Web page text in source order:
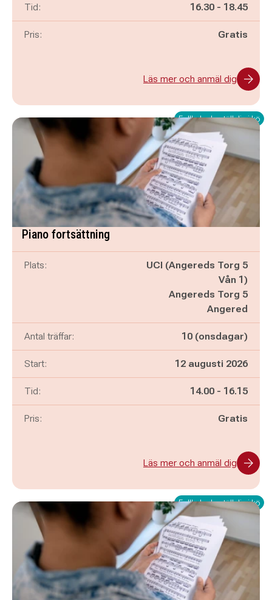
Tid: Pågår mellan
16.30 - och
18.45
Pris: Gratis
Läs mer och anmäl dig
Fullbokad - ställ dig i kö
Piano fortsättning
Plats:
UCI (Angereds Torg 5
Vån 1)
Angereds Torg 5
Angered
Antal träffar: 10 (onsdagar)
Start: 12 augusti 2026
Tid: Pågår mellan
14.00 - och
16.15
Pris: Gratis
Läs mer och anmäl dig
Fullbokad - ställ dig i kö